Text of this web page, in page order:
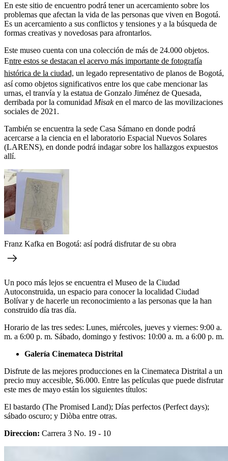
En este sitio de encuentro podrá tener un acercamiento sobre los
problemas que afectan la vida de las personas que viven en Bogotá.
Es un acercamiento a sus conflictos y tensiones y a la búsqueda de
formas creativas y novedosas para afrontarlos.
Este museo cuenta con una colección de más de 24.000 objetos.
Entre estos se destacan el acervo más importante de fotografía
histórica de la ciudad, un legado representativo de planos de Bogotá,
así como objetos significativos entre los que cabe mencionar las
urnas, el tranvía y la estatua de Gonzalo Jiménez de Quesada,
derribada por la comunidad Misaken el marco de las movilizaciones
sociales de 2021.
También se encuentra la sede Casa Sámano en donde podrá
acercarse a la ciencia en el laboratorio Espacial Nuevos Solares
(LARENS), en donde podrá indagar sobre los hallazgos expuestos
allí.
Franz Kafka en Bogotá: así podrá disfrutar de su obra
Un poco más lejos se encuentra el Museo de la Ciudad
Autoconstruida, un espacio para conocer la localidad Ciudad
Bolívar y de hacerle un reconocimiento a las personas que la han
construido día tras día.
Horario de las tres sedes: Lunes, miércoles, jueves y viernes: 9:00 a.
m. a 6:00 p. m. Sábado, domingo y festivos: 10:00 a. m. a 6:00 p. m.
Galería Cinemateca Distrital
Disfrute de las mejores producciones en la Cinemateca Distrital a un
precio muy accesible, $6.000. Entre las películas que puede disfrutar
este mes de mayo están los siguientes títulos:
El bastardo (The Promised Land); Días perfectos (Perfect days);
sábado oscuro; y Diòba entre otras.
Direccion: Carrera 3 No. 19 - 10